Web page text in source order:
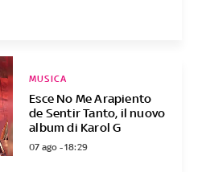
Esce No Me Arapiento
de Sentir Tanto, il nuovo
album di Karol G
MUSICA
07 ago - 18:29